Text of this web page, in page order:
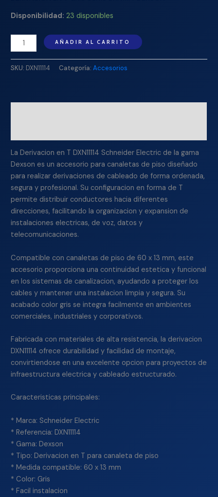
Disponibilidad: 23 disponibles
AÑADIR AL CARRITO
SKU: DXN11114 Categoría:Accesorios
La Derivacion en T DXN11114 Schneider Electric de la gama
Dexson es un accesorio para canaletas de piso diseñado
para realizar derivaciones de cableado de forma ordenada,
segura y profesional. Su configuracion en forma de T
permite distribuir conductores hacia diferentes
direcciones, facilitando la organizacion y expansion de
instalaciones electricas, de voz, datos y
telecomunicaciones.
Compatible con canaletas de piso de 60 x 13 mm, este
accesorio proporciona una continuidad estetica y funcional
en los sistemas de canalizacion, ayudando a proteger los
cables y mantener una instalacion limpia y segura. Su
acabado color gris se integra facilmente en ambientes
comerciales, industriales y corporativos.
Fabricada con materiales de alta resistencia, la derivacion
DXN11114 ofrece durabilidad y facilidad de montaje,
convirtiendose en una excelente opcion para proyectos de
infraestructura electrica y cableado estructurado.
Caracteristicas principales:
* Marca: Schneider Electric
* Referencia: DXN11114
* Gama: Dexson
* Tipo: Derivacion en T para canaleta de piso
* Medida compatible: 60 x 13 mm
* Color: Gris
* Facil instalacion